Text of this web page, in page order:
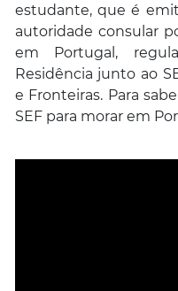
estudante, que é
autoridade consular
em Portugal,
Residência junto ao
e Fronteiras. Para
SEF para morar em